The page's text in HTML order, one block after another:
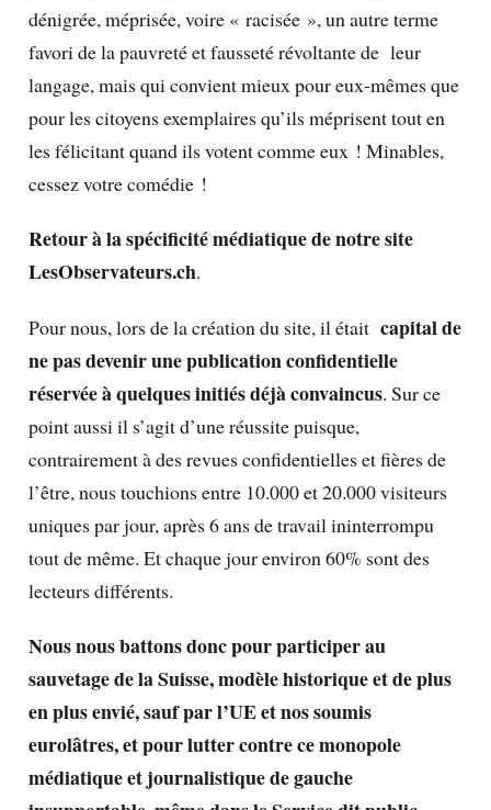
dénigrée, méprisée, voire « racisée », un autre terme
favori de la pauvreté et fausseté révoltante de leur
langage, mais qui convient mieux pour eux-mêmes que
pour les citoyens exemplaires qu’ils méprisent tout en
les félicitant quand ils votent comme eux ! Minables,
cessez votre comédie !
Retour à la spécificité médiatique de notre site
LesObservateurs.ch.
Pour nous, lors de la création du site, il était capital de
ne pas devenir une publication confidentielle
réservée à quelques initiés déjà convaincus. Sur ce
point aussi il s’agit d’une réussite puisque,
contrairement à des revues confidentielles et fières de
l’être, nous touchions entre 10.000 et 20.000 visiteurs
uniques par jour, après 6 ans de travail ininterrompu
tout de même. Et chaque jour environ 60% sont des
lecteurs différents.
Nous nous battons donc pour participer au
sauvetage de la Suisse, modèle historique et de plus
en plus envié, sauf par l’UE et nos soumis
eurolâtres, et pour lutter contre ce monopole
médiatique et journalistique de gauche